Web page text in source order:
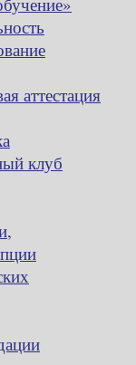
аттестация
клуб